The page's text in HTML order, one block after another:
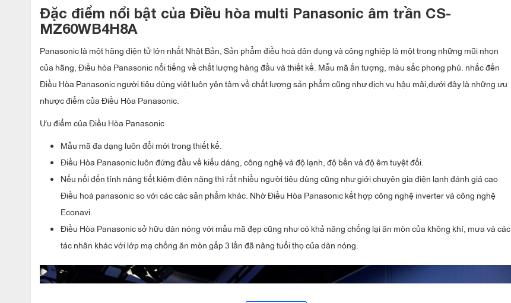
Đặc điểm nổi bật của Điều hòa multi Panasonic âm trần CS-
MZ60WB4H8A
Panasonic là một hãng điện tử lớn nhất Nhật Bản, Sản phẩm điều hoà dân dụng và công nghiệp là một trong những mũi nhọn
của hãng, Điều hòa Panasonic nổi tiếng về chất lượng hàng đầu và thiết kế. Mẫu mã ấn tượng, màu sắc phong phú. nhắc đến
Điều Hòa Panasonic người tiêu dùng việt luôn yên tâm về chất lượng sản phẩm cũng như dịch vụ hậu mãi,dưới đây là những ưu
nhược điểm của Điều Hòa Panasonic.
Ưu điểm của Điều Hòa Panasonic
Mẫu mã đa dạng luôn đổi mới trong thiết kế.
Điều Hòa Panasonic luôn đứng đầu về kiểu dáng, công nghệ và độ lạnh, độ bền và độ êm tuyệt đối.
Nếu nối đến tính năng tiết kiệm điện năng thì rất nhiều người tiêu dùng cũng như giới chuyên gia điện lạnh đánh giá cao
Điều hoà panasonic so với các các sản phẩm khác. Nhờ Điều Hòa Panasonic kết hợp công nghệ inverter và công nghệ
Econavi.
Điều Hòa Panasonic sở hữu dàn nóng với mẫu mã đẹp cũng như có khả năng chống lại ăn mòn của không khí, mưa và các
tác nhân khác với lớp mạ chống ăn mòn gấp 3 lần đã nâng tuổi thọ của dàn nóng.